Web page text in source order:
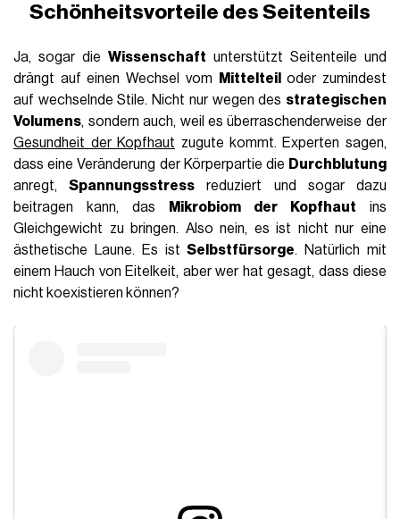
Schönheitsvorteile des Seitenteils
Ja, sogar die Wissenschaft unterstützt Seitenteile und
drängt auf einen Wechsel vom
Mittelteil
oder zumindest
auf wechselnde Stile. Nicht nur wegen des strategischen
Volumens, sondern auch, weil es überraschenderweise der
Gesundheit der Kopfhaut zugute kommt. Experten sagen,
dass eine Veränderung der Körperpartie die Durchblutung
anregt,Spannungsstress reduziert und sogar dazu
beitragen kann, das
Mikrobiom der Kopfhaut ins
Gleichgewicht zu bringen. Also nein, es ist nicht nur eine
ästhetische Laune. Es istSelbstfürsorge. Natürlich mit
einem Hauch von Eitelkeit, aber wer hat gesagt, dass diese
nicht koexistieren können?